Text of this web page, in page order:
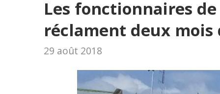
Les fonctionnaires
réclament deux mois
29 août 2018